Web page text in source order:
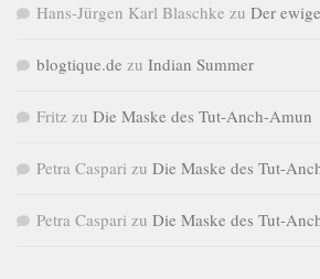
Hans-Jürgen Karl Blaschke zu Der
blogtique.de zu Indian Summer
Fritz zu Die Maske des Tut-Anch-Amun
Petra Caspari zu Die Maske des Tut-
Petra Caspari zu Die Maske des Tut-